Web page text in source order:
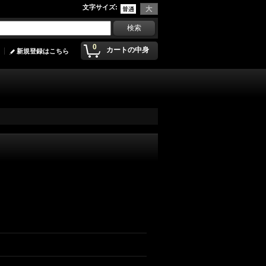
文字サイズ:
0 カートの中身
新規登録はこちら